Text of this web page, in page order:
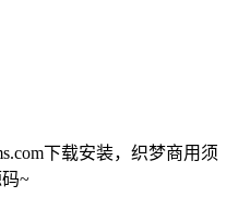
下载安装，织梦商用须
~